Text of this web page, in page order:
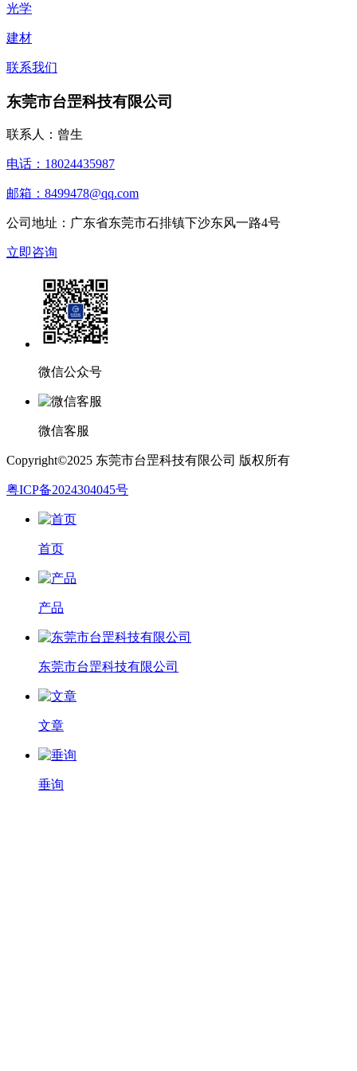
光学
建材
联系我们
东莞市台罡科技有限公司
联系人：曾生
电话：18024435987
邮箱：8499478@qq.com
公司地址：广东省东莞市石排镇下沙东风一路4号
立即咨询
微信公众号
微信客服
Copyright©2025 东莞市台罡科技有限公司 版权所有
粤ICP备2024304045号
首页
产品
东莞市台罡科技有限公司
文章
垂询